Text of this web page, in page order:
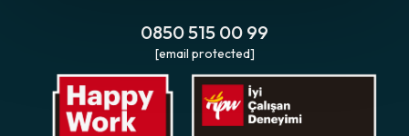
0850 515 00 99
[email protected]